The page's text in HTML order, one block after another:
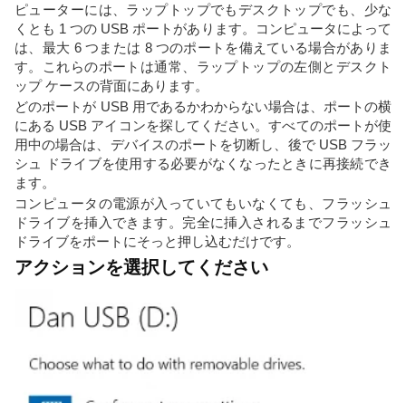
ピューターには、ラップトップでもデスクトップでも、少な
くとも 1 つの USB ポートがあります。コンピュータによって
は、最大 6 つまたは 8 つのポートを備えている場合がありま
す。これらのポートは通常、ラップトップの左側とデスクト
ップ ケースの背面にあります。
どのポートが USB 用であるかわからない場合は、ポートの横
にある USB アイコンを探してください。すべてのポートが使
用中の場合は、デバイスのポートを切断し、後で USB フラッ
シュ ドライブを使用する必要がなくなったときに再接続でき
ます。
コンピュータの電源が入っていてもいなくても、フラッシュ
ドライブを挿入できます。完全に挿入されるまでフラッシュ
ドライブをポートにそっと押し込むだけです。
アクションを選択してください